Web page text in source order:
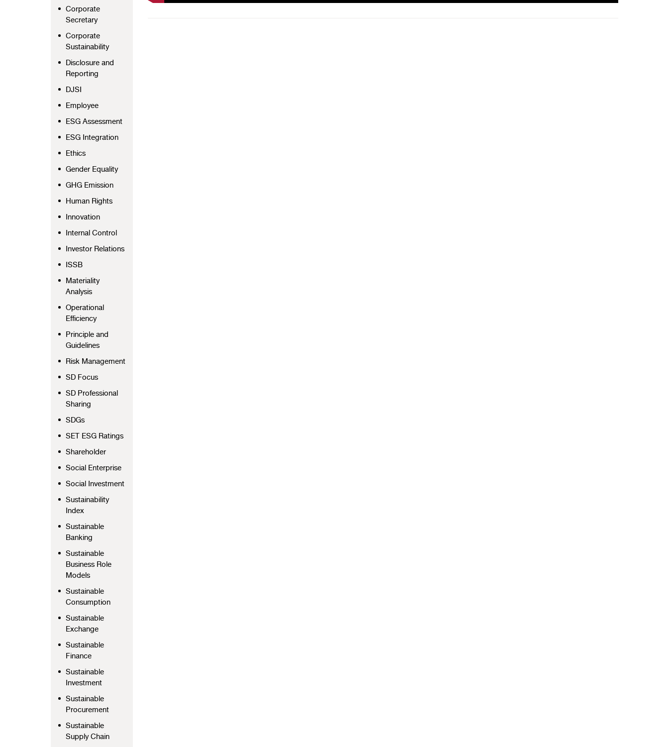
Corporate
Secretary
Corporate
Sustainability
Disclosure and
Reporting
DJSI
Employee
ESG Assessment
ESG Integration
Ethics
Gender Equality
GHG Emission
Human Rights
Innovation
Internal Control
Investor Relations
ISSB
Materiality
Analysis
Operational
Efficiency
Principle and
Guidelines
Risk Management
SD Focus
SD Professional
Sharing
SDGs
SET ESG Ratings
Shareholder
Social Enterprise
Social Investment
Sustainability
Index
Sustainable
Banking
Sustainable
Business Role
Models
Sustainable
Consumption
Sustainable
Exchange
Sustainable
Finance
Sustainable
Investment
Sustainable
Procurement
Sustainable
Supply Chain